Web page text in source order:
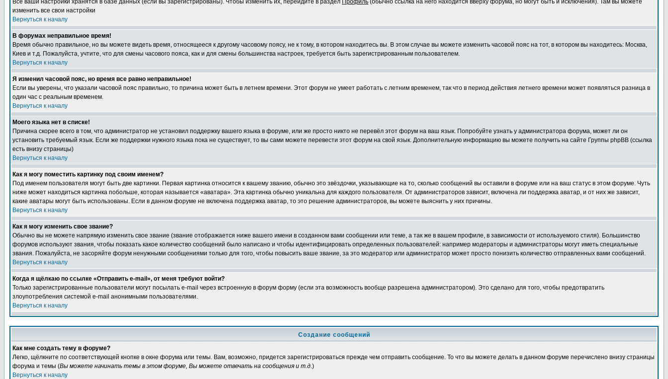
Все ваши настройки хранятся в базе данных (если вы зарегистрированы). Чтобы изменить их, перейдите в раздел Профиль (обычно ссылка на него находится вверху форума, но могут быть и исключения). Там вы можете
изменить все свои настройки
Вернуться к началу
В форумах неправильное время!
Время обычно правильное, но вы можете видеть время, относящееся к другому часовому поясу, не к тому, в котором находитесь вы. В этом случае вы можете изменить часовой пояс на тот, в котором вы находитесь: Москва,
Киев и т.д. Пожалуйста, учтите, что для смены часового пояса, как и для смены большинства настроек, требуется быть зарегистрированным пользователем.
Вернуться к началу
Я изменил часовой пояс, но время все равно неправильное!
Если вы уверены, что указали часовой пояс правильно, то причина может быть в летнем времени. Этот форум не умеет работать с летним временем, так что в период действия летнего времени может появляться разница в
один час с реальным временем.
Вернуться к началу
Моего языка нет в списке!
Причина скорее всего в том, что администратор не установил поддержку вашего языка в форуме, или же просто никто не перевёл этот форум на ваш язык. Попробуйте узнать у администратора форума, может ли он
установить требуемый язык. Если же поддержки нужного языка пока не существует, то вы сами можете перевести этот форум на свой язык. Дополнительную информацию вы можете получить на сайте Группы phpBB (ссылка
есть внизу страницы)
Вернуться к началу
Как я могу поместить картинку под своим именем?
Под именем пользователя могут быть две картинки. Первая картинка относится к вашему званию, обычно это звёздочки, указывающие на то, сколько сообщений вы оставили в форуме или на ваш статус в этом форуме. Чуть
ниже может находиться картинка побольше, которая называется «аватара». Эта картинка обычно уникальна для каждого пользователя. От администраторов зависит, включена ли поддержка аватар, и от них же зависит,
какие аватары могут быть использованы. Если в данном форуме не включена поддержка аватар, то это решение администраторов, вы можете выяснить у них причины.
Вернуться к началу
Как я могу изменить свое звание?
Обычно вы не можете напрямую изменить свое звание (звание отображается ниже вашего имени в созданном вами сообщении или теме, а так же в вашем профиле, в зависимости от используемого стиля). Большинство
форумов используют звания, чтобы показать какое количество сообщений было написано и чтобы идентифицировать определенных пользователей: например модераторы и администраторы могут иметь специальные
звания. Пожалуйста, не засоряйте форум ненужными сообщениями только для того, чтобы повысить ваше звание, за это модератор или администратор может просто понизить количество отправленных вами сообщений.
Вернуться к началу
Когда я щёлкаю по ссылке «Отправить e-mail», от меня требуют войти?
Только зарегистрированные пользователи могут посылать e-mail через встроенную в форум форму (если эта возможность вообще разрешена администратором). Это сделано для того, чтобы предотвратить
злоупотребления системой e-mail анонимными пользователями.
Вернуться к началу
Создание сообщений
Как мне создать тему в форуме?
Легко, щёлкните по соответствующей кнопке в окне форума или темы. Вам, возможно, придется зарегистрироваться прежде чем отправить сообщение. То что вы можете делать в данном форуме перечислено внизу страницы
форума и темы (Вы можете начинать темы в этом форуме, Вы можете отвечать на сообщения и т.д.)
Вернуться к началу